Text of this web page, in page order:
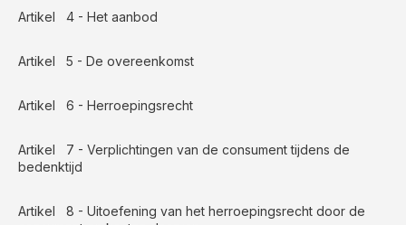
Artikel 4 - Het aanbod
Artikel 5 - De overeenkomst
Artikel 6 - Herroepingsrecht
Artikel 7 - Verplichtingen van de consument tijdens de
bedenktijd
Artikel 8 - Uitoefening van het herroepingsrecht door de